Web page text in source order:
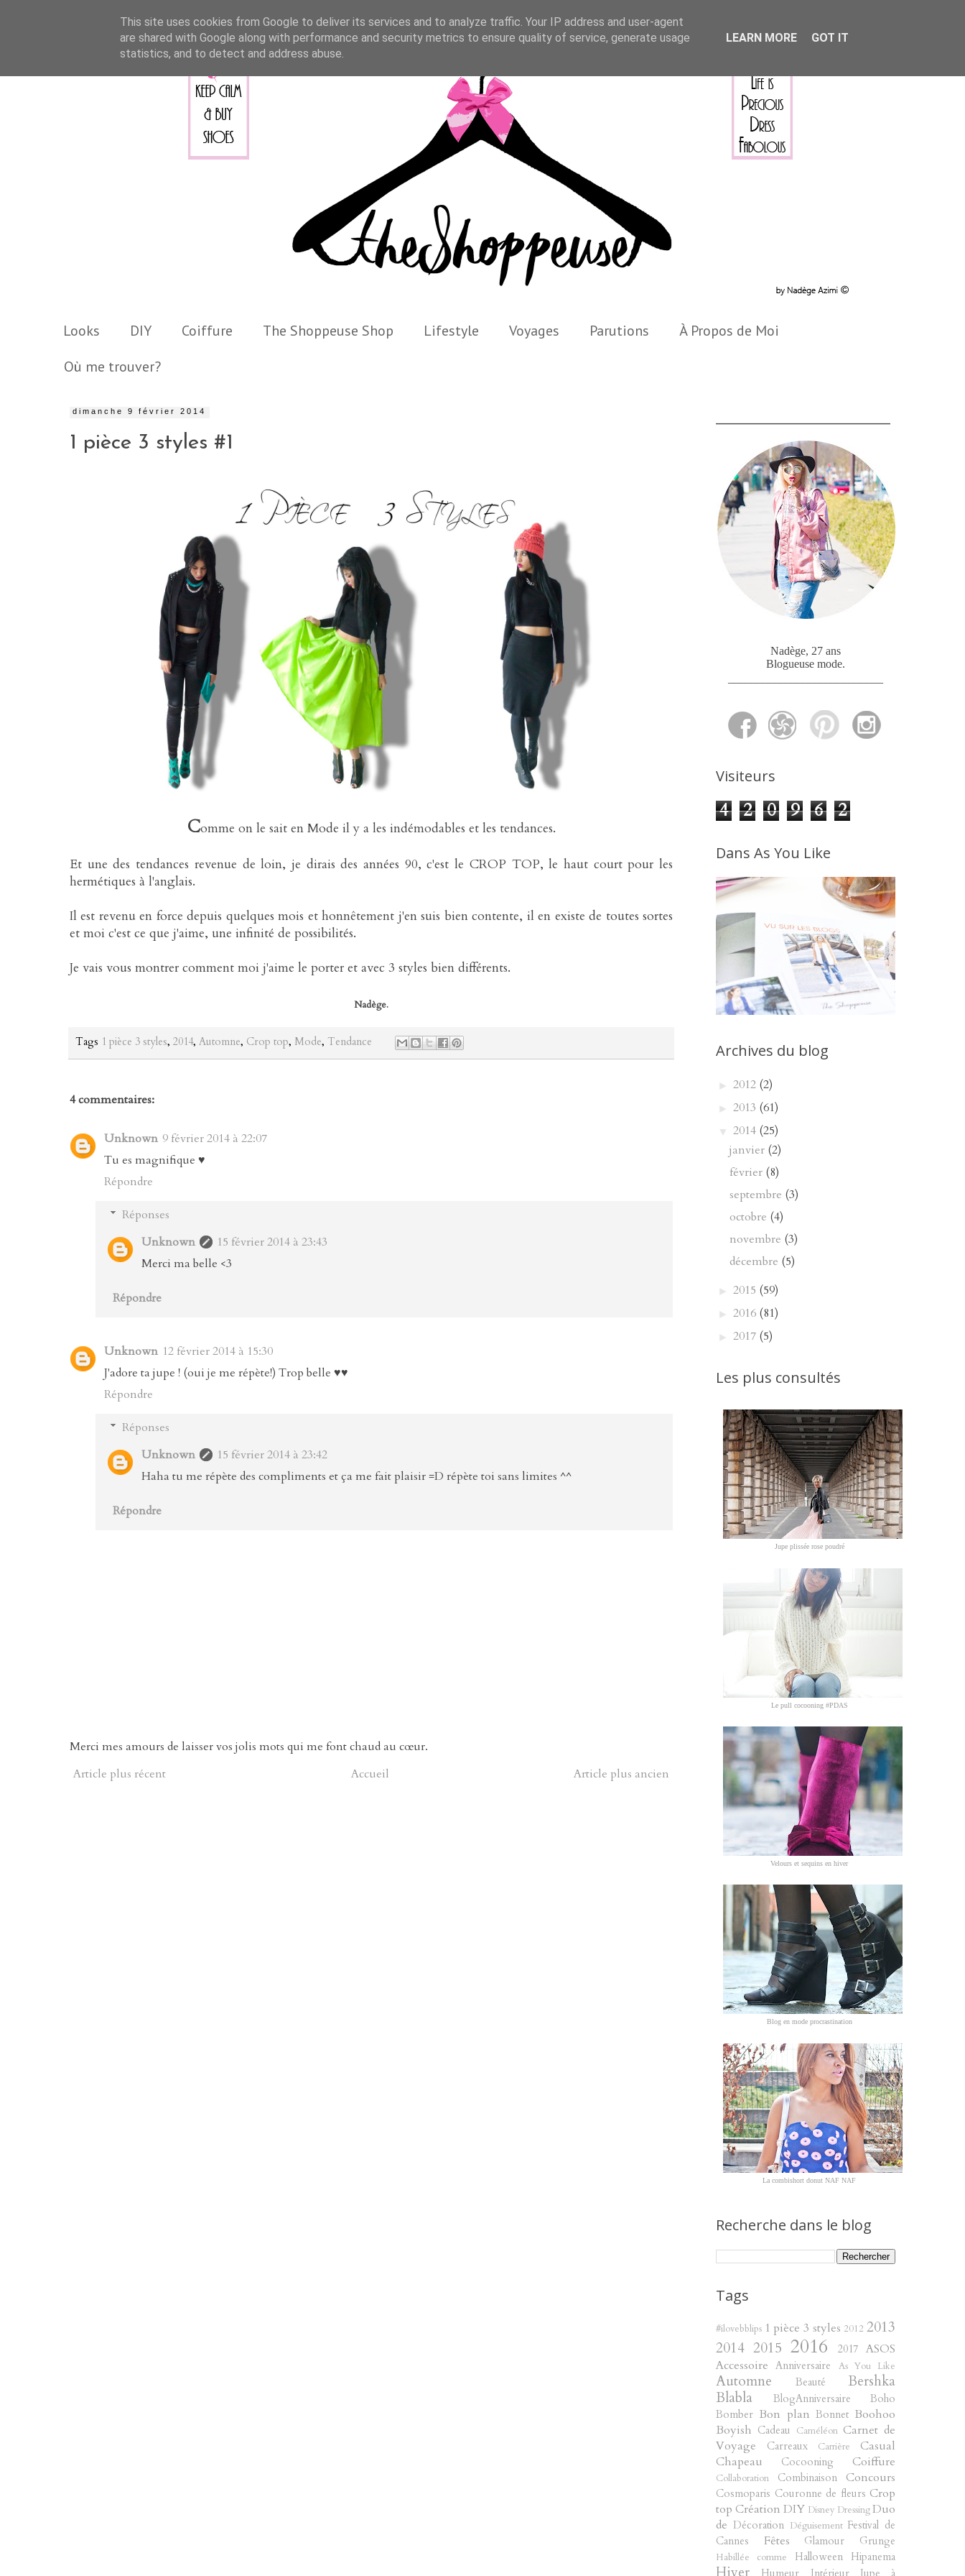
Looks DIY Coiffure The Shoppeuse Shop Lifestyle Voyages Parutions
À Propos de Moi
Où me trouver?
dimanche 9 février 2014
1 pièce 3 styles #1
Comme on le sait en Mode il y a les indémodables et les tendances.
Et une des tendances revenue de loin, je dirais des années 90, c'est le CROP TOP, le haut court pour les
hermétiques à l'anglais.
Il est revenu en force depuis quelques mois et honnêtement j'en suis bien contente, il en existe de toutes sortes
et moi c'est ce que j'aime, une infinité de possibilités.
Je vais vous montrer comment moi j'aime le porter et avec 3 styles bien différents.
Nadège.
Tags 1 pièce 3 styles, 2014, Automne, Crop top, Mode, Tendance
4 commentaires:
Unknown 9 février 2014 à 22:07
Tu es magnifique ♥
Répondre
Réponses
Unknown
15 février 2014 à 23:43
Merci ma belle <3
Répondre
Unknown 12 février 2014 à 15:30
J'adore ta jupe ! (oui je me répète!) Trop belle ♥♥
Répondre
Réponses
Unknown
15 février 2014 à 23:42
Haha tu me répète des compliments et ça me fait plaisir =D répète toi sans limites ^^
Répondre
Merci mes amours de laisser vos jolis mots qui me font chaud au cœur.
Article plus récent
Article plus ancien
Accueil
Nadège, 27 ans
Blogueuse mode.
Visiteurs
4 2 0 9 6 2
Dans As You Like
Archives du blog
► 2012 (2)
► 2013 (61)
▼ 2014 (25)
janvier (2)
février (8)
septembre (3)
octobre (4)
novembre (3)
décembre (5)
► 2015 (59)
► 2016 (81)
► 2017 (5)
Les plus consultés
Jupe plissée rose poudré
Le pull cocooning #PDAS
Velours et sequins en hiver
Blog en mode procrastination
La combishort donut NAF NAF
Recherche dans le blog
Tags
#ilovebblips 1 pièce 3 styles 2012 2013
2014 2015 2016 2017 ASOS
Accessoire Anniversaire As You Like
Automne Beauté
Bershka
Blabla
BlogAnniversaire
Boho
Bomber Bon plan Bonnet Boohoo
Boyish Cadeau Caméléon Carnet de
Voyage
Carreaux Carrière
Casual
Chapeau
Cocooning Coiffure
Collaboration Combinaison Concours
Cosmoparis Couronne de fleurs Crop
top Création DIY Disney DressingDuo
de Décoration Déguisement Festival de
Cannes
Fêtes Glamour Grunge
Habillée comme Halloween Hipanema
This site uses cookies from Google to deliver its services and to analyze traffic. Your IP address and user-agent
are shared with Google along with performance and security metrics to ensure quality of service, generate usage
statistics, and to detect and address abuse.
LEARN MORE GOT IT